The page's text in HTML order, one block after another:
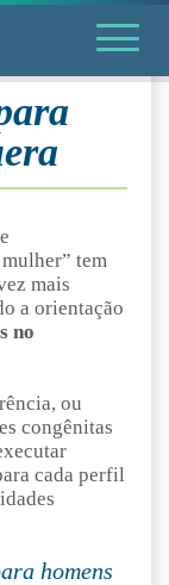
tem
mais
a orientação
no
ou
congênitas
cada perfil
homens